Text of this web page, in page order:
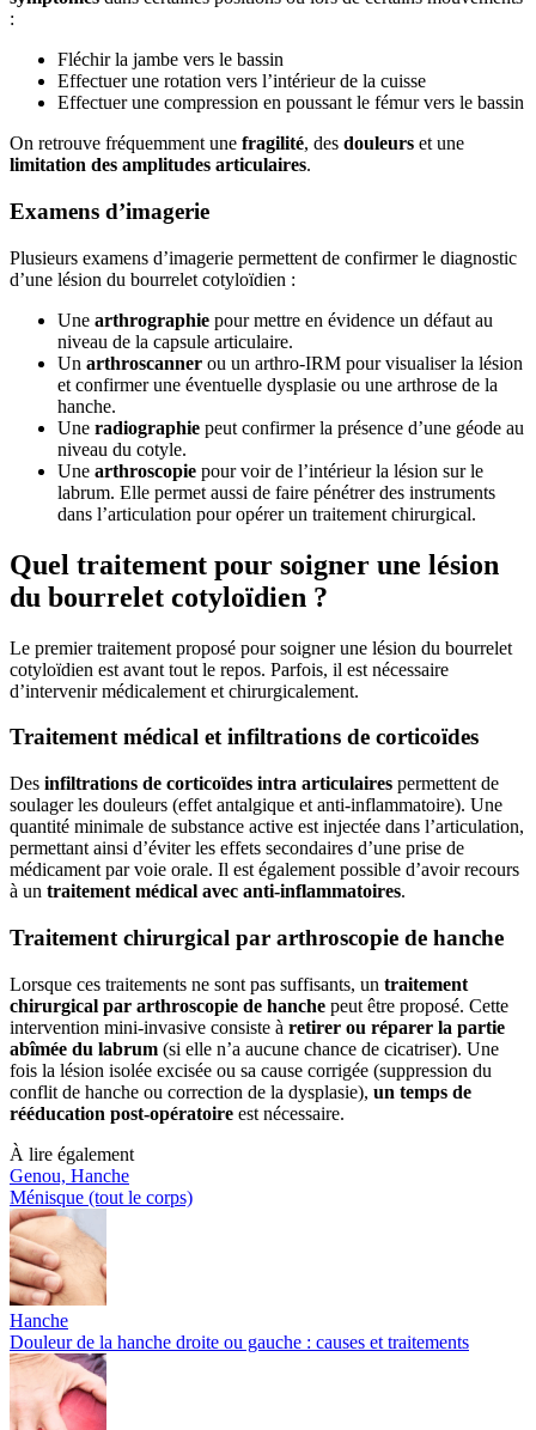
:
Fléchir la jambe vers le bassin
Effectuer une rotation vers l’intérieur de la cuisse
Effectuer une compression en poussant le fémur vers le bassin
On retrouve fréquemment une fragilité, des douleurs et une
limitation des amplitudes articulaires.
Examens d’imagerie
Plusieurs examens d’imagerie permettent de confirmer le diagnostic
d’une lésion du bourrelet cotyloïdien :
Une arthrographie pour mettre en évidence un défaut au
niveau de la capsule articulaire.
Un arthroscanner ou un arthro-IRM pour visualiser la lésion
et confirmer une éventuelle dysplasie ou une arthrose de la
hanche.
Une radiographie peut confirmer la présence d’une géode au
niveau du cotyle.
Une arthroscopie pour voir de l’intérieur la lésion sur le
labrum. Elle permet aussi de faire pénétrer des instruments
dans l’articulation pour opérer un traitement chirurgical.
Quel traitement pour soigner une lésion
du bourrelet cotyloïdien ?
Le premier traitement proposé pour soigner une lésion du bourrelet
cotyloïdien est avant tout le repos. Parfois, il est nécessaire
d’intervenir médicalement et chirurgicalement.
Traitement médical et infiltrations de corticoïdes
Des infiltrations de corticoïdes intra articulaires permettent de
soulager les douleurs (effet antalgique et anti-inflammatoire). Une
quantité minimale de substance active est injectée dans l’articulation,
permettant ainsi d’éviter les effets secondaires d’une prise de
médicament par voie orale. Il est également possible d’avoir recours
à un traitement médical avec anti-inflammatoires.
Traitement chirurgical par arthroscopie de hanche
Lorsque ces traitements ne sont pas suffisants, un traitement
chirurgical par arthroscopie de hanche peut être proposé. Cette
intervention mini-invasive consiste à retirer ou réparer la partie
abîmée du labrum (si elle n’a aucune chance de cicatriser). Une
fois la lésion isolée excisée ou sa cause corrigée (suppression du
conflit de hanche ou correction de la dysplasie), un temps de
rééducation post-opératoire est nécessaire.
À lire également
Genou, Hanche
Ménisque (tout le corps)
Hanche
Douleur de la hanche droite ou gauche : causes et traitements